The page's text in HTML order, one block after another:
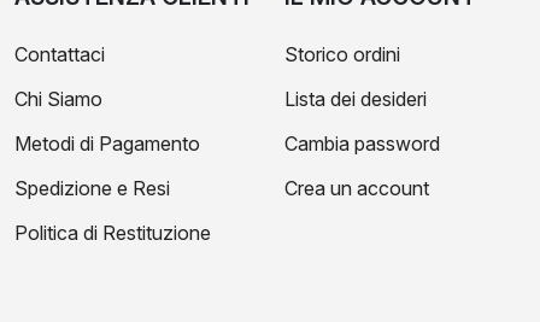
Contattaci
Chi Siamo
Metodi di Pagamento
Spedizione e Resi
Politica di Restituzione
Storico ordini
Lista dei desideri
Cambia password
Crea un account